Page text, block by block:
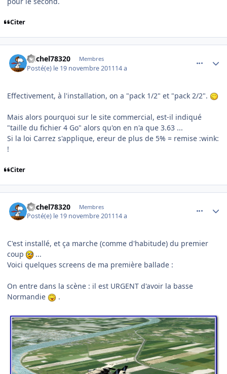
Citer
michel78320 Membres
Posté(e) le 19 novembre 201114 a
Effectivement, à l'installation, on a "pack 1/2" et "pack 2/2".
Mais alors pourquoi sur le site commercial, est-il indiqué
"taille du fichier 4 Go" alors qu'on en n'a que 3.63 ...
Si la loi Carrez s'applique, ereur de plus de 5% = remise :wink:
!
Citer
michel78320 Membres
Posté(e) le 19 novembre 201114 a
C'est installé, et ça marche (comme d'habitude) du premier
coup
...
Voici quelques screens de ma première ballade :
On entre dans la scène : il est URGENT d'avoir la basse
Normandie
.